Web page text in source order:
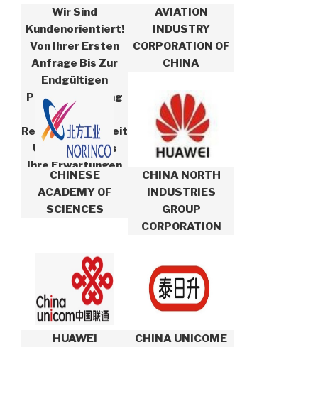
Wir Sind
Kundenorientiert!
Von Ihrer Ersten
Anfrage Bis Zur
Endgültigen
Produktlieferung
Wird Die
Reaktionsfähigkeit
Unseres Teams
Ihre Erwartungen
Erfüllen Und
Übertreffen.
AVIATION
INDUSTRY
CORPORATION OF
CHINA
CHINESE
ACADEMY OF
SCIENCES
CHINA NORTH
INDUSTRIES
GROUP
CORPORATION
HUAWEI CHINA UNICOME